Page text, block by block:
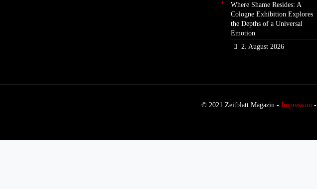
Where Shame Resides: A
Cologne Exhibition Explores
the Depths of a Universal
Emotion
2. August 2026
© 2021 Zeitblatt Magazin - Impressum -